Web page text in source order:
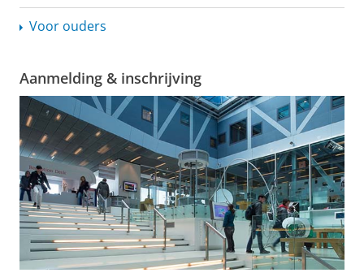
Voor ouders
Aanmelding & inschrijving